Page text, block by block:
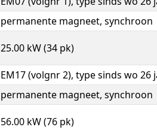
permanente magneet, synchroon
25.00 kW (34 pk)
EM17 (volgnr 2), type sinds wo 26
permanente magneet, synchroon
56.00 kW (76 pk)